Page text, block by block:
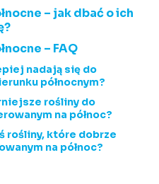
– jak dbać o ich
– FAQ
nadają się do
północnym?
rośliny do
na północ?
rośliny, które dobrze
na północ?